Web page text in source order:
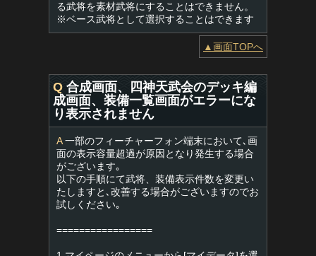
る武将を素材武将にすることはできません。
※ベース武将として選択することはできます
▲画面TOPへ
Q 合成画面、四神天武会のデッキ編
成画面、装備一覧画面がエラーにな
り表示されません
A一部のフィーチャーフォン端末において､画
面の表示容量超過が原因となり発生する場合
がございます｡
以下の手順にて武将、装備表示件数を変更い
たしますと､改善する場合がございますのでお
試しください｡
=================